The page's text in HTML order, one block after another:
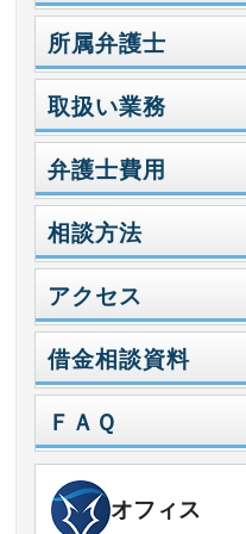
所属弁護士
取扱い業務
弁護士費用
相談方法
アクセス
借金相談資料
ＦＡＱ
オフィス